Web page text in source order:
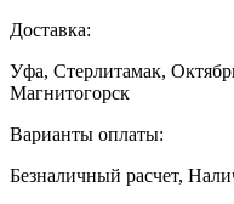
Доставка:
Уфа, Стерлитамак,
Магнитогорск
Варианты оплаты:
Безналичный расчет,